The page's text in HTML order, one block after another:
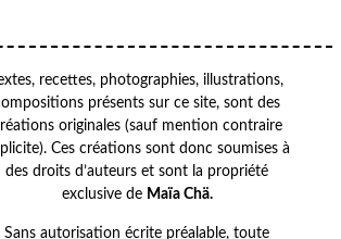
recettes, photographies, illustrations,
présents sur ce site, sont des
originales (sauf mention contraire
Ces créations sont donc soumises à
des droits d’auteurs et sont la propriété
exclusive de Maïa Chä.
Sans autorisation écrite préalable, toute